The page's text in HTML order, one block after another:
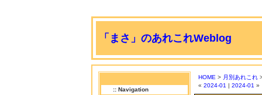
「まさ」のあれこれWeblog
:: Navigation
HOME > 月別あれこれ
« 2024-01 | 2024-01 »